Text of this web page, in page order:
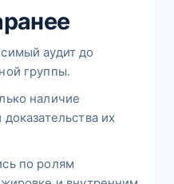
аудит до
группы.
наличие
их
по ролям